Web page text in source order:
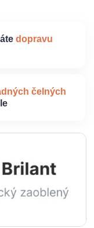
dopravu
čelných